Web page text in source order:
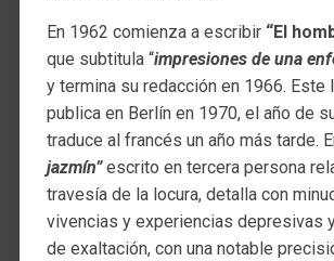
En 1962 comienza a escribir “El
que subtitula “impresiones de una
y termina su redacción en 1966. Este
publica en Berlín en 1970, el año de
traduce al francés un año más tarde.
jazmín”escrito en tercera persona
travesía de la locura, detalla con
vivencias y experiencias depresivas
de exaltación, con una notable